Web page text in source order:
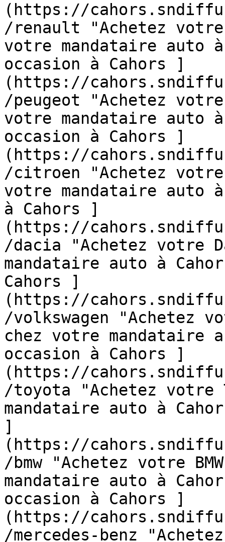
(https://
/renault "Achetez
votre mandataire auto
occasion à Cahors ]
(https://
/peugeot "Achetez
votre mandataire auto
occasion à Cahors ]
(https://
/citroen "Achetez
votre mandataire auto
à Cahors ]
(https://
/dacia "Achetez votre
mandataire auto à
Cahors ]
(https://
/volkswagen "Achetez
chez votre mandataire
occasion à Cahors ]
(https://
/toyota "Achetez votre
mandataire auto à
]
(https://
/bmw "Achetez votre
mandataire auto à
occasion à Cahors ]
(https://
/mercedes-benz